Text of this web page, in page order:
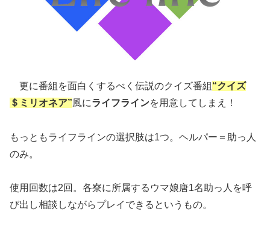
更に番組を面白くするべく伝説のクイズ番組 “クイズ
＄ミリオネア”風にライフラインを用意してしまえ！
もっともライフラインの選択肢は1つ。ヘルパー＝助っ人
のみ。
使用回数は2回。各寮に所属するウマ娘唐1名助っ人を呼
び出し相談しながらプレイできるというもの。